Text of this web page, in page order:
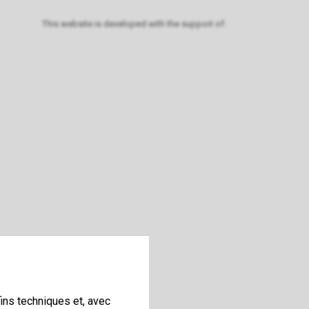
This website is developed with the support of:
techniques et, avec